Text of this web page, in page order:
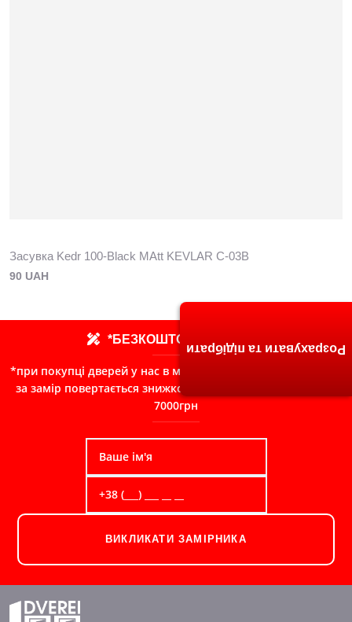
Засувка Kedr 100-Black MAtt KEVLAR C-03В
90 UAH
*БЕЗКОШТОВНИЙ ЗАМІР
*при покупці дверей у нас в магазині, сума сплачена Вами
за замір повертається знижкою в чек при замовленні від
7000грн
ВИКЛИКАТИ ЗАМІРНИКА
Розрахувати та підібрати